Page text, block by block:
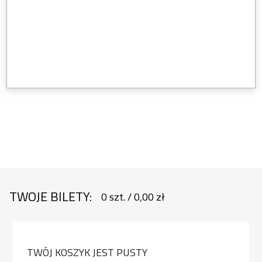
TWOJE BILETY: 0szt./0,00 zł
TWÓJ KOSZYK JEST PUSTY